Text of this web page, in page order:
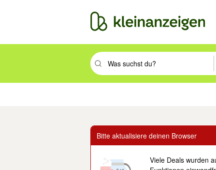
Suchbegriff eingeben. Eingabetaste
Bitte aktualisiere deinen Browser
Viele Deals wurden